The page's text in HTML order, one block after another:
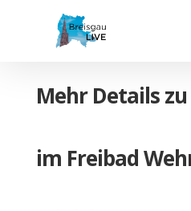
Mehr Details
im Freibad